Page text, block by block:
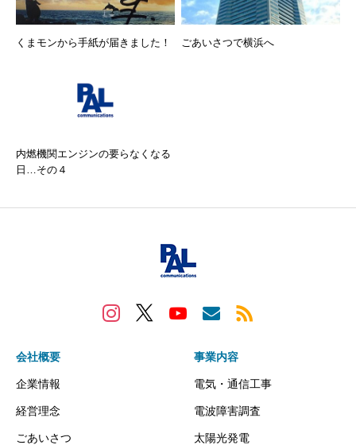
くまモンから手紙が届きました！ ごあいさつで横浜へ
内燃機関エンジンの要らなくなる
日…その４
会社概要
企業情報
経営理念
ごあいさつ
事業内容
電気・通信工事
電波障害調査
太陽光発電